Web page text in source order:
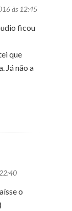
às 12:45
ficou
que
Já não a
o